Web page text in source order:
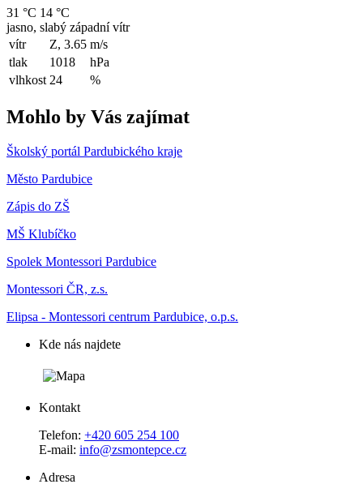
31 °C 14 °C
jasno, slabý západní vítr
vítr
Z, 3.65 m/s
tlak
1018
hPa
vlhkost 24 %
Mohlo by Vás zajímat
Školský portál Pardubického kraje
Město Pardubice
Zápis do ZŠ
MŠ Klubíčko
Spolek Montessori Pardubice
Montessori ČR, z.s.
Elipsa - Montessori centrum Pardubice, o.p.s.
Kde nás najdete
Kontakt
Telefon: +420 605 254 100
E-mail: info@zsmontepce.cz
Adresa